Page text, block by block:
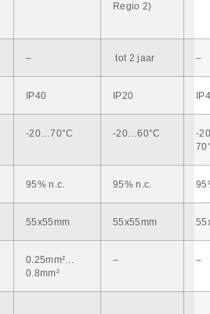
Regio 2)
– tot 2 jaar –
IP40 IP20
-20…70°C -20…60°C
-
95% n.c. 95% n.c.
55x55mm 55x55mm
0.25mm²…
0.8mm²
– –